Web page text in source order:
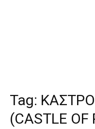
Tag:
(CASTLE OF